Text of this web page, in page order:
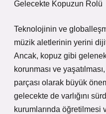
Gelecekte Kopuzun Rolü
Teknolojinin ve
müzik aletlerinin yerini
Ancak, kopuz gibi
korunması ve
parçası olarak büyük
gelecekte de varlığını
kurumlarında